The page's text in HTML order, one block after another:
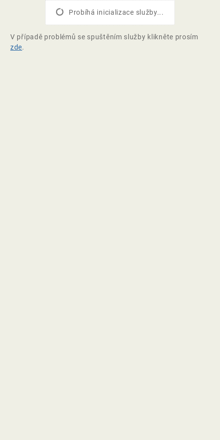
Probíhá inicializace služby...
V případě problémů se spuštěním služby klikněte prosím
zde.